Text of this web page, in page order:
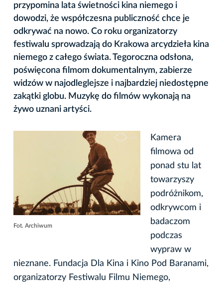
przypomina lata świetności kina niemego i
dowodzi, że współczesna publiczność chce je
odkrywać na nowo. Co roku organizatorzy
festiwalu sprowadzają do Krakowa arcydzieła kina
niemego z całego świata. Tegoroczna odsłona,
poświęcona filmom dokumentalnym, zabierze
widzów w najodleglejsze i najbardziej niedostępne
zakątki globu. Muzykę do filmów wykonają na
żywo uznani artyści.
Fot. Archiwum
Kamera
filmowa od
ponad stu lat
towarzyszy
podróżnikom,
odkrywcom i
badaczom
podczas
wypraw w
nieznane. Fundacja Dla Kina i Kino Pod Baranami,
organizatorzy Festiwalu Filmu Niemego,